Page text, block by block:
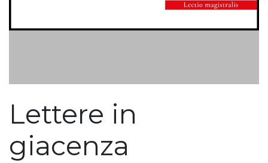
Lettere in
giacenza